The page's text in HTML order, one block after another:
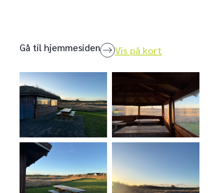
Gå til hjemmesiden Vis på kort